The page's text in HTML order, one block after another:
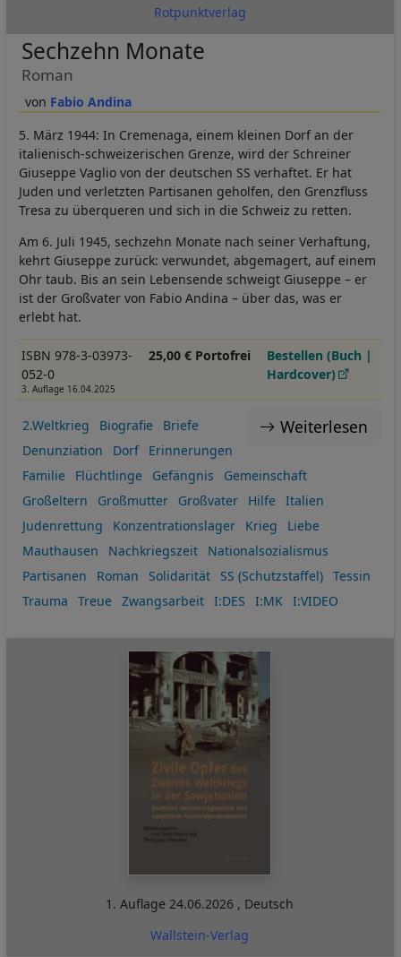
Rotpunktverlag
Fabio Andina
Sechzehn Monate
Roman
5. März 1944: In Cremenaga, einem kleinen Dorf an der
italienisch-schweizerischen Grenze, wird der Schreiner
Giuseppe Vaglio von der deutschen SS verhaftet. Er hat
Juden und verletzten Partisanen geholfen, den Grenzfluss
Tresa zu überqueren und sich in die Schweiz zu retten.
Am 6. Juli 1945, sechzehn Monate nach seiner Verhaftung,
kehrt Giuseppe zurück: verwundet, abgemagert, auf einem
Ohr taub. Bis an sein Lebensende schweigt Giuseppe – er
ist der Großvater von Fabio Andina – über das, was er
erlebt hat.
ISBN 978-3-03973-
052-0
3. Auflage 16.04.2025
25,00 € Portofrei
Bestellen (Buch |
Hardcover)
Weiterlesen
2.Weltkrieg Biografie
Briefe
Denunziation
Dorf
Erinnerungen
Familie
Flüchtlinge Gefängnis
Gemeinschaft
Großeltern
Großmutter Großvater Hilfe
Italien
Judenrettung
Konzentrationslager Krieg
Liebe
Mauthausen
Nachkriegszeit
Nationalsozialismus
Partisanen
Roman Solidarität SS (Schutzstaffel)
Tessin
Trauma
Treue Zwangsarbeit I:DES I:MK I:VIDEO
1. Auflage24.06.2026 , Deutsch
Wallstein-Verlag